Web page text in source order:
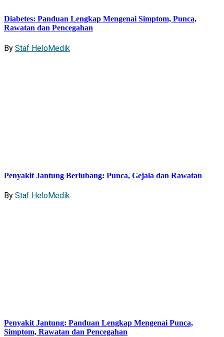
Diabetes: Panduan Lengkap Mengenai Simptom, Punca,
Rawatan dan Pencegahan
By Staf HeloMedik
Penyakit Jantung Berlubang: Punca, Gejala dan Rawatan
By Staf HeloMedik
Penyakit Jantung: Panduan Lengkap Mengenai Punca,
Simptom, Rawatan dan Pencegahan